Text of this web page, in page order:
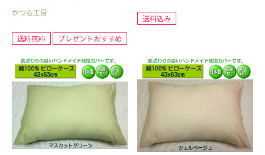
かつら工房
送料無料 プレゼントおすすめ
送料込み